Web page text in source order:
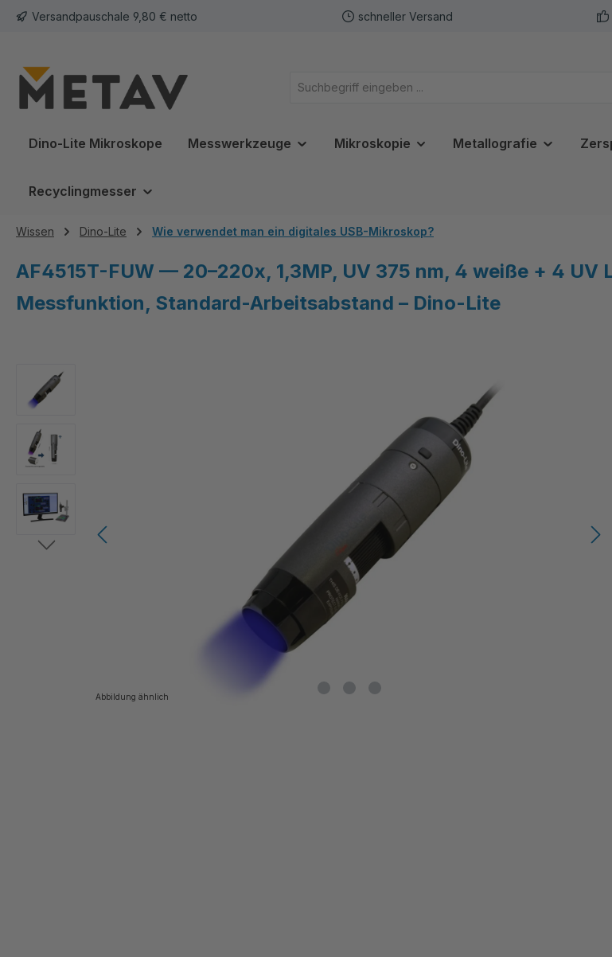
Zur Hauptnavigation springen
Versandpauschale 9,80 € netto schneller Versand
Dino-Lite Mikroskope Messwerkzeuge Mikroskopie Metallografie
Recyclingmesser
Wissen Dino-Lite Wie verwendet man ein digitales USB-Mikroskop?
AF4515T-FUW — 20–220x, 1,3MP, UV 375 nm, 4 weiße + 4 UV
Messfunktion, Standard‑Arbeitsabstand – Dino-Lite
Bildergalerie überspringen
Abbildung ähnlich